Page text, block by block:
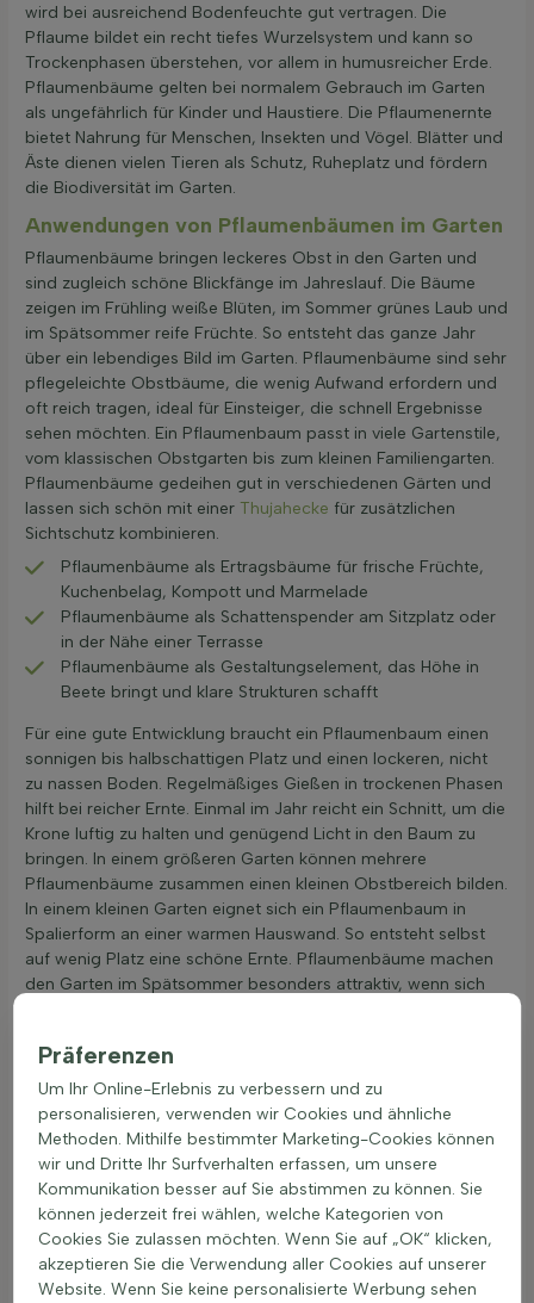
wird bei ausreichend Bodenfeuchte gut vertragen. Die
Pflaume bildet ein recht tiefes Wurzelsystem und kann so
Trockenphasen überstehen, vor allem in humusreicher Erde.
Pflaumenbäume gelten bei normalem Gebrauch im Garten
als ungefährlich für Kinder und Haustiere. Die Pflaumenernte
bietet Nahrung für Menschen, Insekten und Vögel. Blätter und
Äste dienen vielen Tieren als Schutz, Ruheplatz und fördern
die Biodiversität im Garten.
Anwendungen von Pflaumenbäumen im Garten
Pflaumenbäume bringen leckeres Obst in den Garten und
sind zugleich schöne Blickfänge im Jahreslauf. Die Bäume
zeigen im Frühling weiße Blüten, im Sommer grünes Laub und
im Spätsommer reife Früchte. So entsteht das ganze Jahr
über ein lebendiges Bild im Garten. Pflaumenbäume sind sehr
pflegeleichte Obstbäume, die wenig Aufwand erfordern und
oft reich tragen, ideal für Einsteiger, die schnell Ergebnisse
sehen möchten. Ein Pflaumenbaum passt in viele Gartenstile,
vom klassischen Obstgarten bis zum kleinen Familiengarten.
Pflaumenbäume gedeihen gut in verschiedenen Gärten und
lassen sich schön mit einer Thujahecke für zusätzlichen
Sichtschutz kombinieren.
Pflaumenbäume als Ertragsbäume für frische Früchte,
Kuchenbelag, Kompott und Marmelade
Pflaumenbäume als Schattenspender am Sitzplatz oder
in der Nähe einer Terrasse
Pflaumenbäume als Gestaltungselement, das Höhe in
Beete bringt und klare Strukturen schafft
Für eine gute Entwicklung braucht ein Pflaumenbaum einen
sonnigen bis halbschattigen Platz und einen lockeren, nicht
zu nassen Boden. Regelmäßiges Gießen in trockenen Phasen
hilft bei reicher Ernte. Einmal im Jahr reicht ein Schnitt, um die
Krone luftig zu halten und genügend Licht in den Baum zu
bringen. In einem größeren Garten können mehrere
Pflaumenbäume zusammen einen kleinen Obstbereich bilden.
In einem kleinen Garten eignet sich ein Pflaumenbaum in
Spalierform an einer warmen Hauswand. So entsteht selbst
auf wenig Platz eine schöne Ernte. Pflaumenbäume machen
den Garten im Spätsommer besonders attraktiv, wenn sich
Pflaumenbäume mit anderen Obstarten
kombinieren
Pflaumenbäume bringen Struktur und Farbe in den Garten
und lassen sich gut mit vielen anderen Obstgehölzen
kombinieren. Besonders harmonisch wirken Pflaumenbäume
zusammen mit Apfelbäumen und Birnbäumen, da alle
ähnlichen Standort und Boden mögen. Für einen robusten
und ertragreichen Obstbaum sindObstbäumewie
Pflaumenbäume eine gute Wahl für den Garten. Beliebt sind
Präferenzen
Um Ihr Online-Erlebnis zu verbessern und zu
personalisieren, verwenden wir Cookies und ähnliche
Methoden. Mithilfe bestimmter Marketing-Cookies können
wir und Dritte Ihr Surfverhalten erfassen, um unsere
Kommunikation besser auf Sie abstimmen zu können. Sie
können jederzeit frei wählen, welche Kategorien von
Cookies Sie zulassen möchten. Wenn Sie auf „OK“ klicken,
akzeptieren Sie die Verwendung aller Cookies auf unserer
Website. Wenn Sie keine personalisierte Werbung sehen